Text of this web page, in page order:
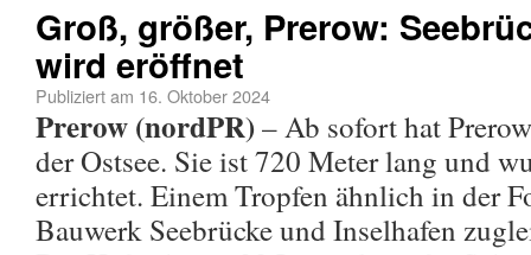
Groß, größer, Prerow:
wird eröffnet
Publiziert am 16. Oktober 2024
Prerow (nordPR)– Ab sofort hat
der Ostsee. Sie ist 720 Meter lang und
errichtet. Einem Tropfen ähnlich in der
Bauwerk Seebrücke und Inselhafen